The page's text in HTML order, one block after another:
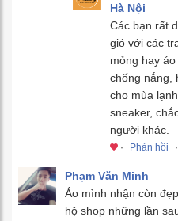
Hà Nội
Các bạn rất
gió với các
mỏng hay
chống nắng,
cho mùa
sneaker,
người khác.
· Phản hồi
Phạm Văn Minh
Áo mình nhận còn
hộ shop những lần